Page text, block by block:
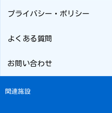
プライバシー・ポリシー
よくある質問
お問い合わせ
関連施設